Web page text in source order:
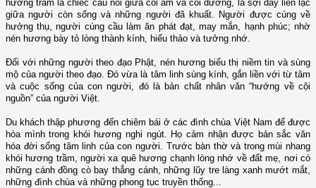
hương trầm là chiếc cầu nối giữa cõi âm và cõi dương, là sợi dây liên lạc
giữa người còn sống và những người đã khuất. Người được cúng về
hưởng thụ, người cúng cầu làm ăn phát đạt, may mắn, hạnh phúc; nhờ
nén hương bày tỏ lòng thành kính, hiếu thảo và tưởng nhớ.
Đối với những người theo đạo Phật, nén hương biểu thị niềm tin và sùng
mộ của người theo đạo. Đó vừa là tâm linh sùng kính, gắn liền với từ tâm
và cuộc sống của con người, đó là bản chất nhân văn “hướng về cội
nguồn” của người Việt.
Du khách thập phương đến chiêm bái ở các đình chùa Việt Nam để được
hòa mình trong khói hương nghi ngút. Họ cảm nhận được bản sắc văn
hóa đời sống tâm linh của con người. Trước bàn thờ và trong mùi nhang
khói hương trầm, người xa quê hương chạnh lòng nhớ về đất mẹ, nơi có
những cánh đồng cò bay thẳng cánh, những lũy tre làng xanh mướt mắt,
những đình chùa và những phong tục truyền thống...